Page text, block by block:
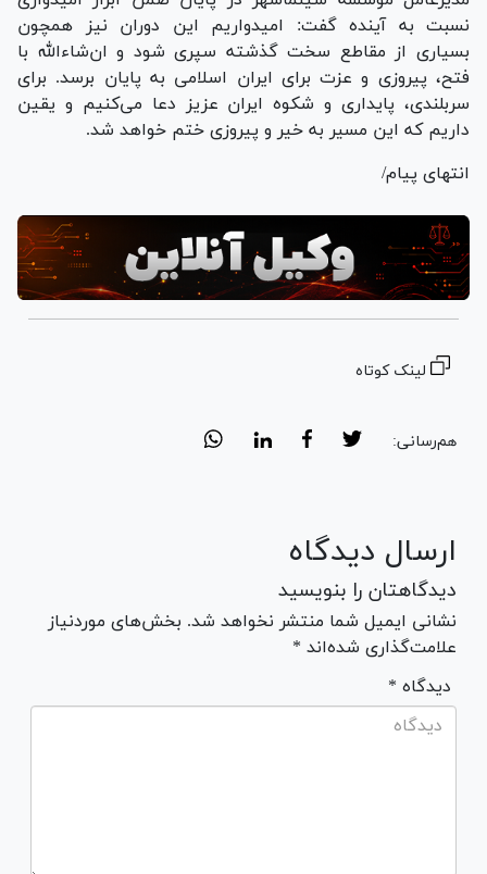
نسبت به آینده گفت: امیدواریم این دوران نیز همچون
بسیاری از مقاطع سخت گذشته سپری شود و ان‌شاءالله با
فتح، پیروزی و عزت برای ایران اسلامی به پایان برسد. برای
سربلندی، پایداری و شکوه ایران عزیز دعا می‌کنیم و یقین
داریم که این مسیر به خیر و پیروزی ختم خواهد شد.
انتهای پیام/
لینک کوتاه
هم‌رسانی:
ارسال دیدگاه
دیدگاهتان را بنویسید
نشانی ایمیل شما منتشر نخواهد شد. بخش‌های موردنیاز
علامت‌گذاری شده‌اند *
* دیدگاه